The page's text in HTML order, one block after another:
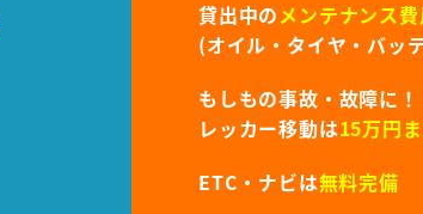
貸出中のメンテナンス
(オイル・タイヤ・バッ
もしもの事故・故障に！
レッカー移動は15万円
ETC・ナビは無料完備